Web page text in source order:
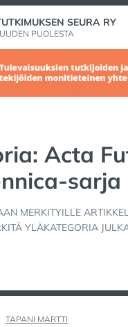
SEURA RY
PUOLESTA
Acta
sarja
MERKITYILLE
YLÄKATEGORIA
TAPANI MARTTI